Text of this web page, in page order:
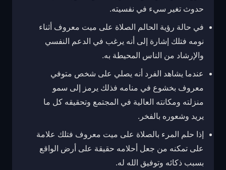
حدوث تغير سيء في نفسيته.
في حالة رؤية الحالم الصلاة على ميت معروف أثناء
نومه فتلك إشارة إلى أنه يرغب في الدعم النفسي
والإرشاد من الناس المحيطة به.
عندما يشاهد الفرد أنه يصلي على شخص متوفي
معروف بخشوع في منامه فذلك يرمز إلى سمو
منزلته ومكانته العالية في المجتمع وتحقيقه كل ما
يريد وشعوره بالفخر.
إذا حلم المرء بالصلاة على ميت معروف فتلك علامة
على تمكنه من جعل أحلامه حقيقة على أرض الواقع
بسبب ذكائه وتوفيق الله له.